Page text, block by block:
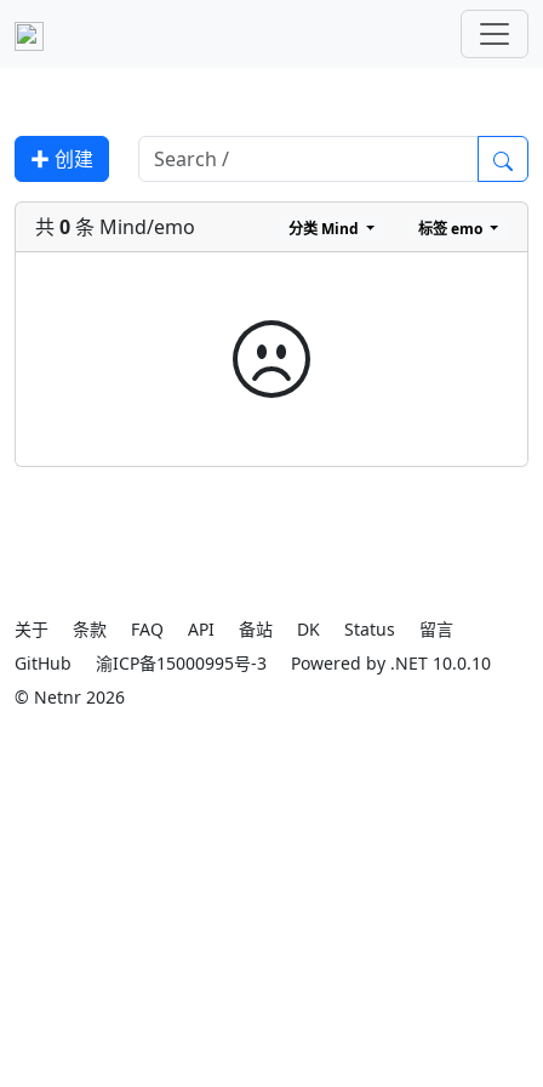
✚ 创建
共0条 Mind/emo 分类 Mind 标签emo
关于 条款 FAQ API 备站 DK Status
留言
GitHub
渝ICP备15000995号-3
Powered by .NET 10.0.10
© Netnr 2026